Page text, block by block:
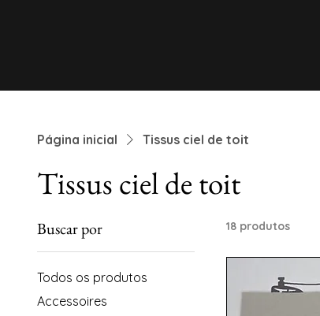
Página inicial Tissus ciel de toit
Tissus ciel de toit
Buscar por
Todos os produtos
Accessoires
18 produtos